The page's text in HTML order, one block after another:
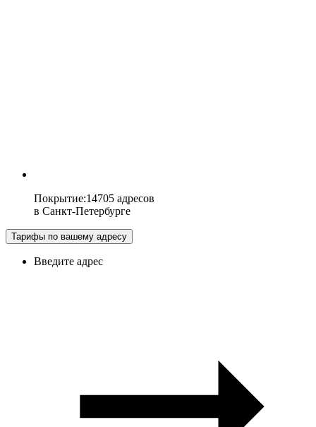
Покрытие:14705 адресов
в Санкт-Петербурге
Тарифы по вашему адресу
Введите адрес